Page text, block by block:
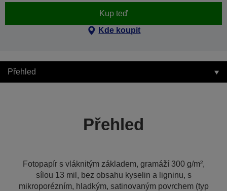
Kup teď
Kde koupit
Přehled
Přehled
Fotopapír s vláknitým základem, gramáží 300 g/m²,
sílou 13 mil, bez obsahu kyselin a ligninu, s
mikroporézním, hladkým, satinovaným povrchem (typ